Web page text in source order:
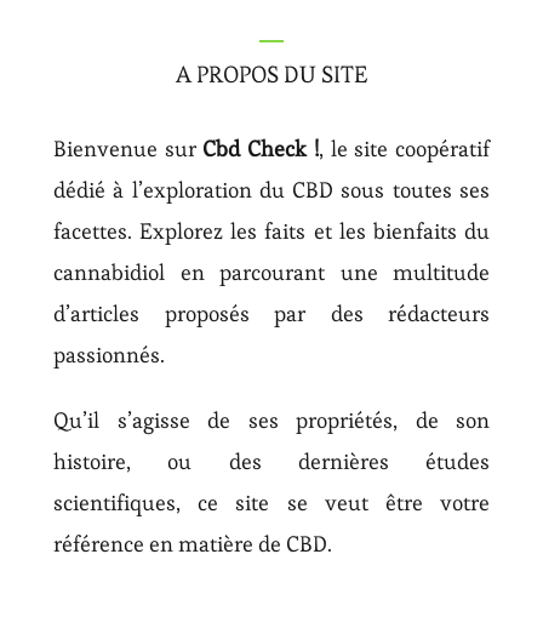
A PROPOS DU SITE
Bienvenue sur Cbd Check !, le site coopératif
dédié à l’exploration du CBD sous toutes ses
facettes. Explorez les faits et les bienfaits du
cannabidiol en parcourant une multitude
d’articles proposés par des rédacteurs
passionnés.
Qu’il s’agisse de ses propriétés, de son
histoire, ou des dernières études
scientifiques, ce site se veut être votre
référence en matière de CBD.